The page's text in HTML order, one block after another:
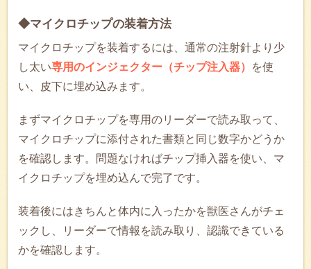
◆マイクロチップの装着方法
マイクロチップを装着するには、通常の注射針より少
し太い専用のインジェクター（チップ注入器）
を使
い、皮下に埋め込みます。
まずマイクロチップを専用のリーダーで読み取って、
マイクロチップに添付された書類と同じ数字かどうか
を確認します。問題なければチップ挿入器を使い、マ
イクロチップを埋め込んで完了です。
装着後にはきちんと体内に入ったかを獣医さんがチェ
ックし、リーダーで情報を読み取り、認識できている
かを確認します。